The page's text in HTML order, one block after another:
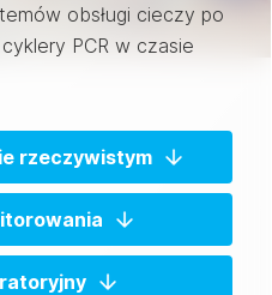
obsługi cieczy po
PCR w czasie
rzeczywistym